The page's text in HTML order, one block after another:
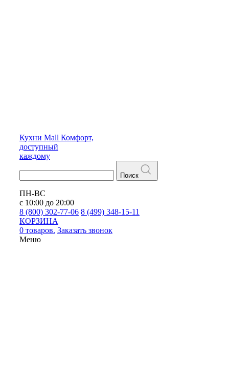
Кухни Mall Комфорт,
доступный
каждому
Поиск
ПН-ВС
с 10:00 до 20:00
8 (800) 302-77-06 8 (499) 348-15-11
КОРЗИНА
0 товаров. Заказать звонок
Меню